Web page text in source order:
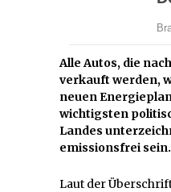
Alle Autos, die
verkauft werden,
neuen
wichtigsten
Landes
emissionsfrei sein.
Laut der